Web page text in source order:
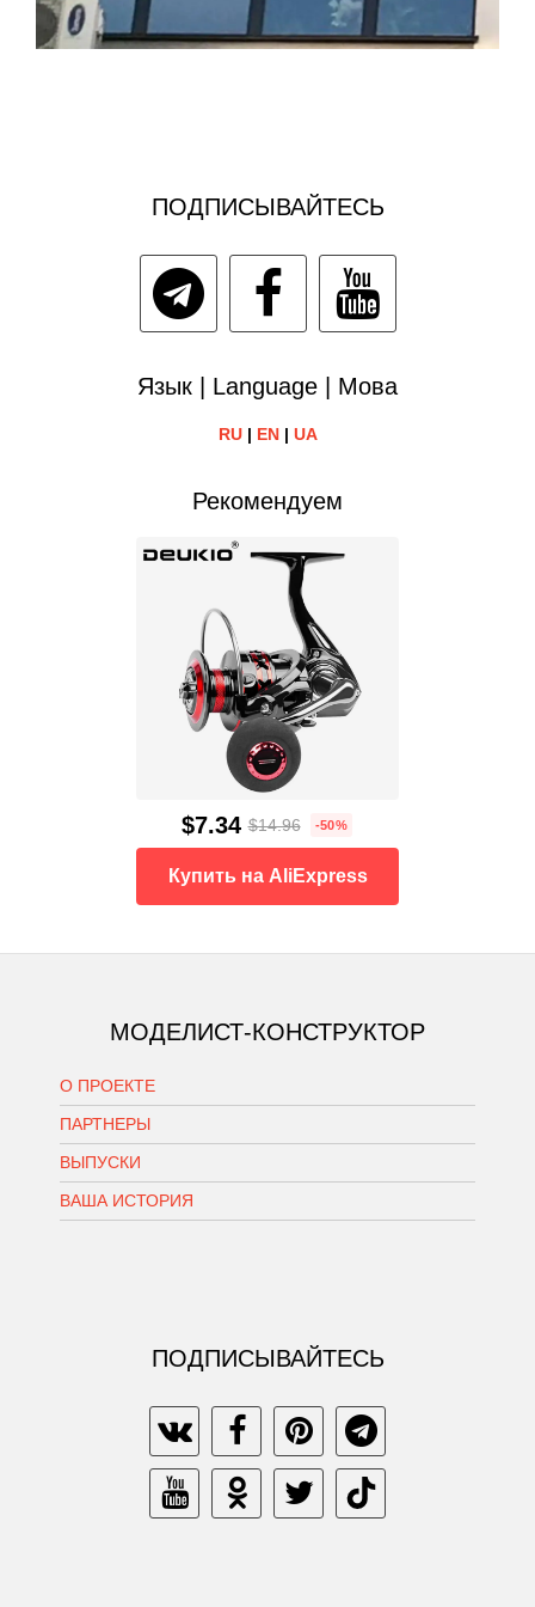
ПОДПИСЫВАЙТЕСЬ
Язык | Language | Мова
RU| EN| UA
Рекомендуем
$7.34 $14.96 -50%
Купить на AliExpress
МОДЕЛИСТ-КОНСТРУКТОР
О ПРОЕКТЕ
ПАРТНЕРЫ
ВЫПУСКИ
ВАША ИСТОРИЯ
ПОДПИСЫВАЙТЕСЬ